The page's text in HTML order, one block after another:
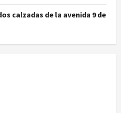
calzadas de la avenida 9 de